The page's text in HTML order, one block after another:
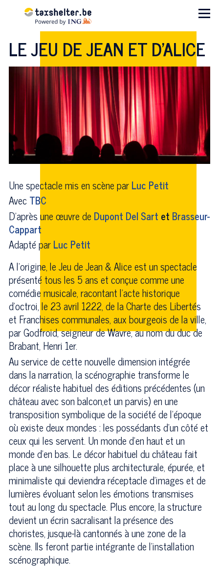
Aller au contenu principal
Menu
LE JEU DE JEAN ET D'ALICE
Une spectacle mis en scène parLuc Petit
AvecTBC
D'après une œuvre de Dupont Del Sart et Brasseur-
Cappart
Adapté parLuc Petit
A l'origine, le Jeu de Jean & Alice est un spectacle
présenté tous les 5 ans et conçue comme une
comédie musicale, racontant l’acte historique
d’octroi, le 23 avril 1222, de la Charte des Libertés
et Franchises communales, aux bourgeois de la ville,
par Godfroid, seigneur de Wavre, au nom du duc de
Brabant, Henri 1er.
Au service de cette nouvelle dimension intégrée
dans la narration, la scénographie transforme le
décor réaliste habituel des éditions précédentes (un
château avec son balcon,et un parvis) en une
transposition symbolique de la société de l'époque
où existe deux mondes : les possédants d'un côté et
ceux qui les servent. Un monde d'en haut et un
monde d'en bas. Le décor habituel du château fait
place à une silhouette plus architecturale, épurée, et
minimaliste qui deviendra réceptacle d'images et de
lumières évoluant selon les émotions transmises
tout au long du spectacle. Plus encore, la structure
devient un écrin sacralisant la présence des
choristes, jusque-là cantonnés à une zone de la
scène. Ils feront partie intégrante de l'installation
scénographique.